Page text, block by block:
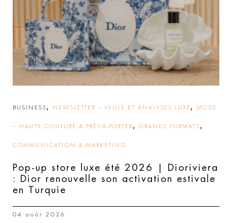
BUSINESS, NEWSLETTER – VEILLE ET ANALYSES LUXE , MODE
– HAUTE COUTURE & PRÊT-À-PORTER, GRANDS FORMATS,
COMMUNICATION & MARKETING
Pop-up store luxe été 2026 | Dioriviera
: Dior renouvelle son activation estivale
en Turquie
04 août 2026